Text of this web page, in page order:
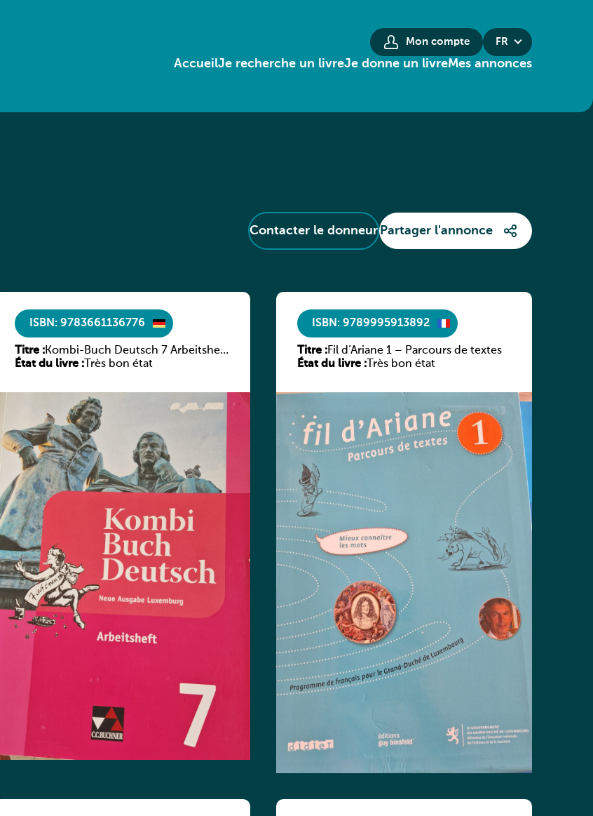
Mon compte FR
AccueilJe recherche un livreJe donne un livreMes annonces
Contacter le donneur Partager l'annonce
ISBN: 9783661136776
Titre :Kombi-Buch Deutsch 7 Arbeitsheft
(Neue Ausgabe Luxemburg)
État du livre : Très bon état
ISBN: 9789995913892
Titre :Fil d’Ariane 1 – Parcours de textes
État du livre :Très bon état